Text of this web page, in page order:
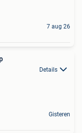
7 aug 26
Details
Gisteren